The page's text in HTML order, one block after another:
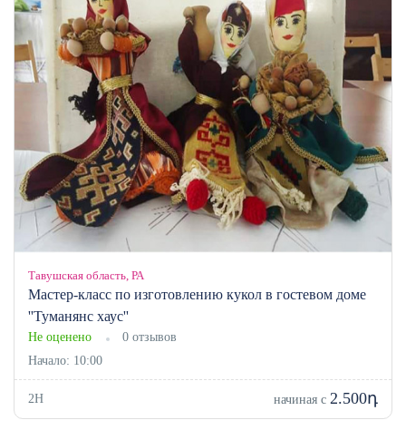
Тавушская область, РА
Мастер-класс по изготовлению кукол в гостевом доме
''Туманянс хаус''
Не оценено
0 отзывов
Начало: 10:00
2H начиная с 2.500դ